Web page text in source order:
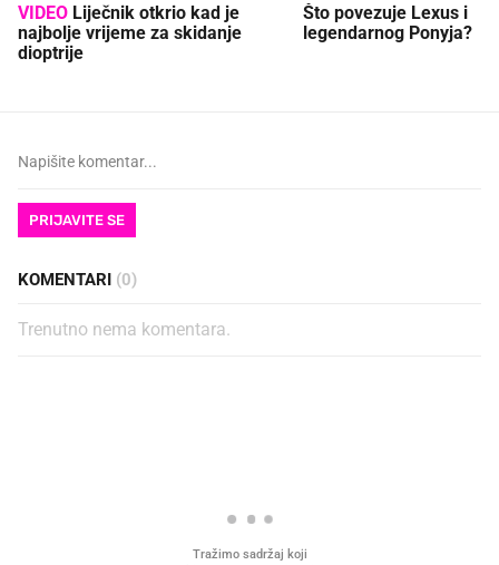
VIDEO
najbolje vrijeme za skidanje
dioptrije
Što povezuje Lexus i
legendarnog Ponyja?
PRIJAVITE SE
KOMENTARI (0)
Trenutno nema komentara.